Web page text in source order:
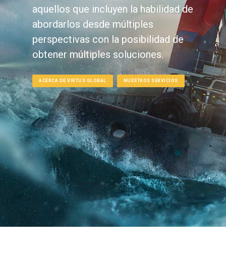
aquellos que incluyen la habilidad de
abordarlos desde múltiples
perspectivas con la posibilidad de
obtener múltiples soluciones.
ACERCA DE VIRTUS GLOBAL NUESTROS SERVICIOS